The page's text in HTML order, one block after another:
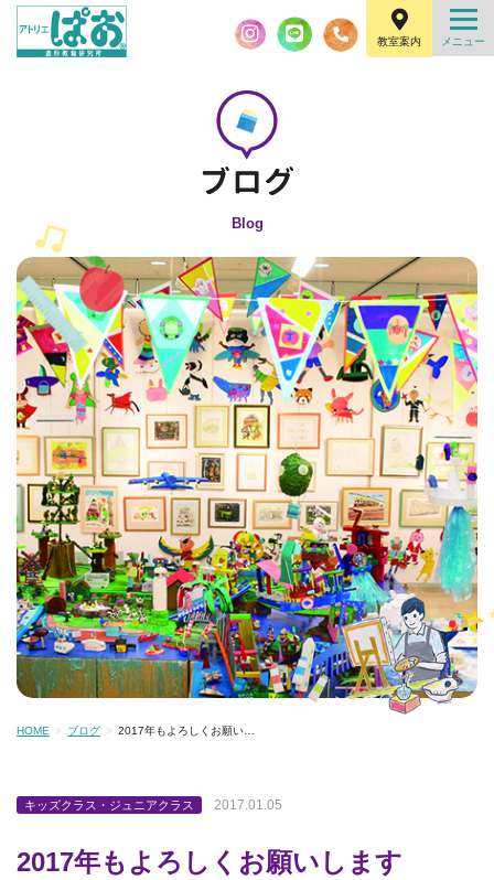
教室案内
Blog
HOME ブログ 2017年もよろしくお願い…
キッズクラス・ジュニアクラス 2017.01.05
2017年もよろしくお願いします